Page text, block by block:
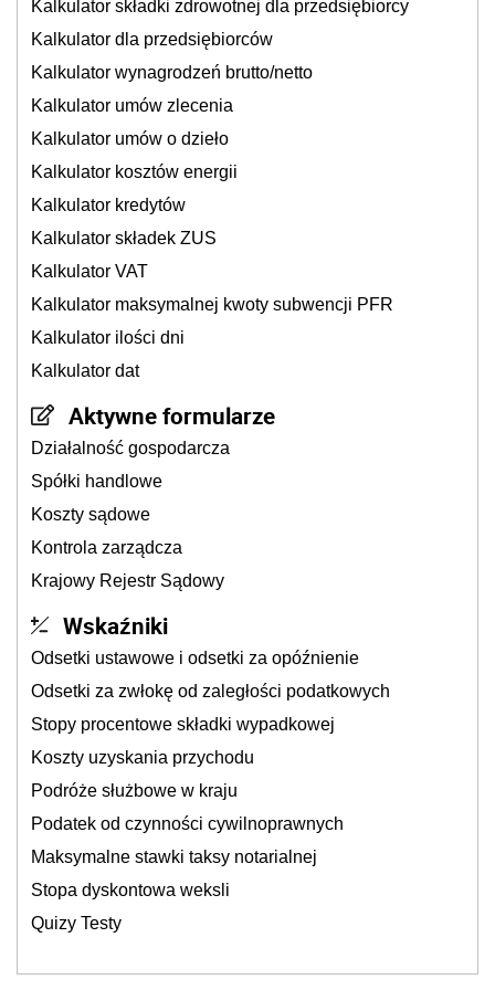
Kalkulator składki zdrowotnej dla przedsiębiorcy
Kalkulator dla przedsiębiorców
Kalkulator wynagrodzeń brutto/netto
Kalkulator umów zlecenia
Kalkulator umów o dzieło
Kalkulator kosztów energii
Kalkulator kredytów
Kalkulator składek ZUS
Kalkulator VAT
Kalkulator maksymalnej kwoty subwencji PFR
Kalkulator ilości dni
Kalkulator dat
Aktywne formularze
Działalność gospodarcza
Spółki handlowe
Koszty sądowe
Kontrola zarządcza
Krajowy Rejestr Sądowy
Wskaźniki
Odsetki ustawowe i odsetki za opóźnienie
Odsetki za zwłokę od zaległości podatkowych
Stopy procentowe składki wypadkowej
Koszty uzyskania przychodu
Podróże służbowe w kraju
Podatek od czynności cywilnoprawnych
Maksymalne stawki taksy notarialnej
Stopa dyskontowa weksli
Quizy Testy